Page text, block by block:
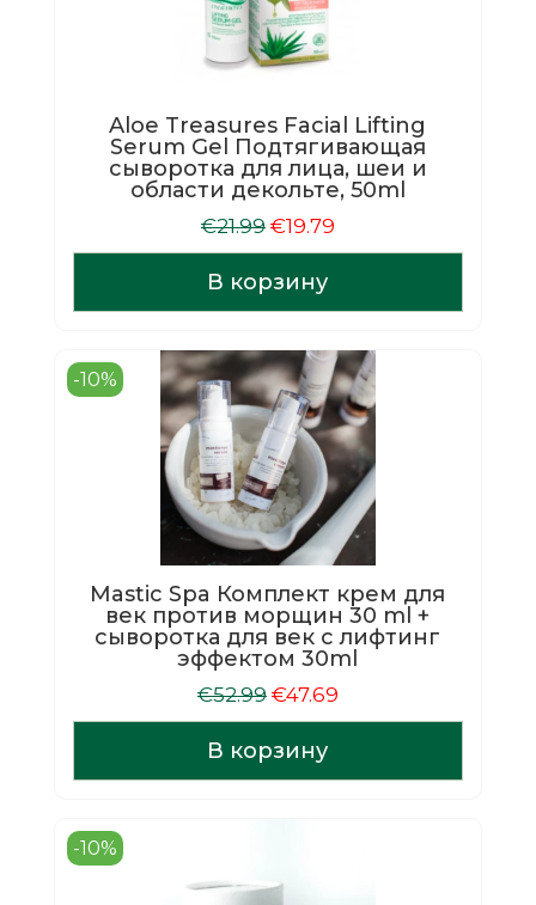
Aloe Treasures Facial Lifting
Serum Gel Подтягивающая
сыворотка для лица, шеи и
области декольте, 50ml
€21.99 Первоначальная
цена
составляла
€21.99.
€19.79Текущая
цена:
В корзину
-10%
Mastic Spa Комплект крем для
век против морщин 30 ml +
cыворотка для век с лифтинг
эффектом 30ml
€52.99 Первоначальная
цена
составляла
€52.99.
€47.69Текущая
цена:
В корзину
-10%